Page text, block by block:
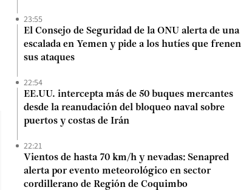
23:55
El Consejo de Seguridad de la ONU alerta de una
escalada en Yemen y pide a los hutíes que frenen
sus ataques
22:54
EE.UU. intercepta más de 50 buques mercantes
desde la reanudación del bloqueo naval sobre
puertos y costas de Irán
22:21
Vientos de hasta 70 km/h y nevadas: Senapred
alerta por evento meteorológico en sector
cordillerano de Región de Coquimbo